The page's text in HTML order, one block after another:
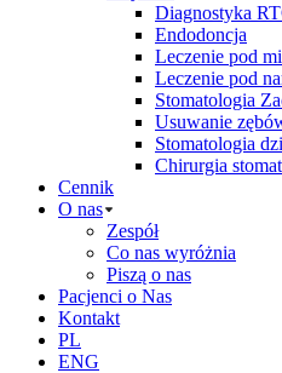
Diagnostyka
Endodoncja
Leczenie pod
Leczenie pod
Stomatologia
Usuwanie
Stomatologia
Chirurgia
Cennik
O nas
Zespół
Co nas wyróżnia
Piszą o nas
Pacjenci o Nas
Kontakt
PL
ENG